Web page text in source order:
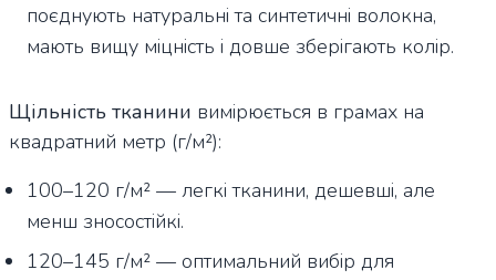
поєднують натуральні та синтетичні волокна,
мають вищу міцність і довше зберігають колір.
Щільність тканини вимірюється в грамах на
квадратний метр (г/м²):
100–120 г/м² — легкі тканини, дешевші, але
менш зносостійкі.
120–145 г/м² — оптимальний вибір для